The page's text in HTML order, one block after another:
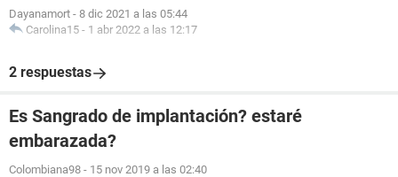
Dayanamort - 8 dic 2021 a las 05:44
Carolina15 - 1 abr 2022 a las 12:17
2 respuestas
Es Sangrado de implantación? estaré
embarazada?
Colombiana98 - 15 nov 2019 a las 02:40